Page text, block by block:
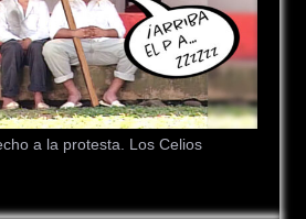
a la protesta. Los Celios